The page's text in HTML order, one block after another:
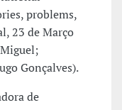
problems,
23 de Março
Gonçalves).
de